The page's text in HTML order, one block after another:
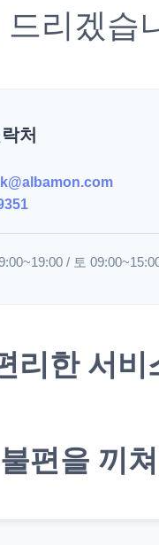
리겠습
처
/ 토
리한 서
불편을 끼